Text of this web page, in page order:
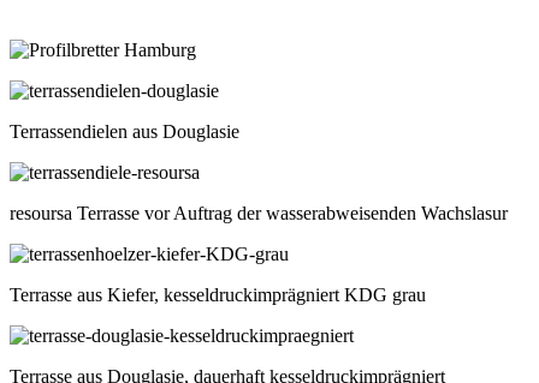
Terrassendielen aus Douglasie
resoursa Terrasse vor Auftrag der wasserabweisenden Wachslasur
Terrasse aus Kiefer, kesseldruckimprägniert KDG grau
Terrasse aus Douglasie, dauerhaft kesseldruckimprägniert